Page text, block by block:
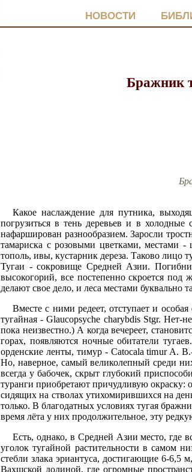
НОВОСТИ
Бражник
Какое наслаждение для путника,
погрузиться в тень деревьев и в
нафарширован разнообразием. Заросли
тамариска с розовыми цветками, местами -
тополь, ивы, кустарник дереза. Таково лицо
Тугаи - сокровище Средней Азии.
высокогорий, все постепенно скроется
делают свое дело, и леса местами буквально
Вместе с ними редеет, отступает и
тугайная - Glaucopsyche charybdis Stgr. Нет-
пока неизвестно.) А когда вечереет,
горах, появляются ночные обитатели
орденские ленты, тимур - Catocala timur А.
Но, наверное, самый великолепный среди
всегда у бабочек, скрыт глубокий
туранги приобретают причудливую окраску:
сидящих на стволах утихомирившихся на
только. В благодатных условиях тугая
время лёта у них продолжительное, эту
Есть, однако, в Средней Азии место, где
уголок тугайной растительности в самом
стебли злака эриантуса, достигающие 6-6,5
Вахшской долиной, где огромные